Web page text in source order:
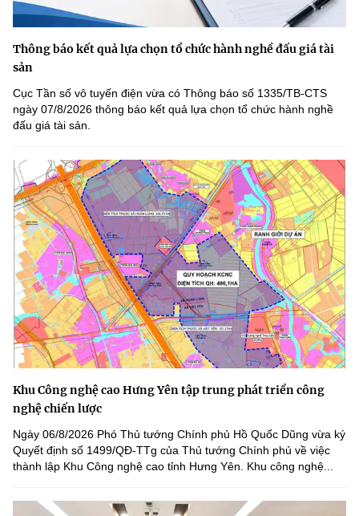
Thông báo kết quả lựa chọn tổ chức hành nghề đấu giá tài
sản
Cục Tần số vô tuyến điện vừa có Thông báo số 1335/TB-CTS
ngày 07/8/2026 thông báo kết quả lựa chọn tổ chức hành nghề
đấu giá tài sản.
Khu Công nghệ cao Hưng Yên tập trung phát triển công
nghệ chiến lược
Ngày 06/8/2026 Phó Thủ tướng Chính phủ Hồ Quốc Dũng vừa ký
Quyết định số 1499/QĐ-TTg của Thủ tướng Chính phủ về việc
thành lập Khu Công nghệ cao tỉnh Hưng Yên. Khu công nghệ...